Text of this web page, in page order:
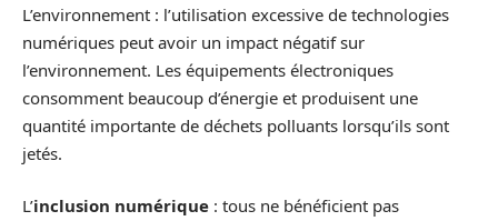
L’environnement : l’utilisation excessive de technologies
numériques peut avoir un impact négatif sur
l’environnement. Les équipements électroniques
consomment beaucoup d’énergie et produisent une
quantité importante de déchets polluants lorsqu’ils sont
jetés.
L’inclusion numérique : tous ne bénéficient pas